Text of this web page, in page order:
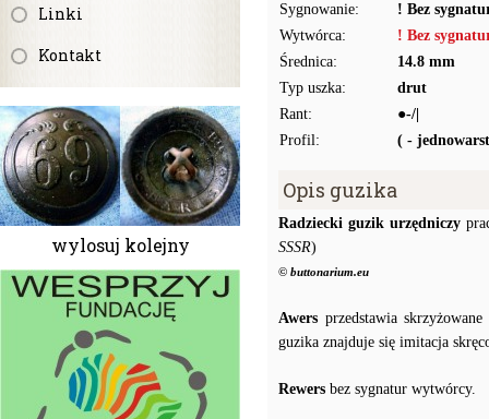
Linki
Kontakt
wylosuj kolejny
Sygnowanie:
! Bez
Wytwórca:
! Bez
Średnica:
14.8 mm
Typ uszka:
drut
Rant:
●-/|
Profil:
( -
Opis guzika
Radziecki guzik urzędniczy
SSSR)
© buttonarium.eu
Awers przedstawia
guzika znajduje się imitacja
Rewers bez sygnatur wytwórcy.